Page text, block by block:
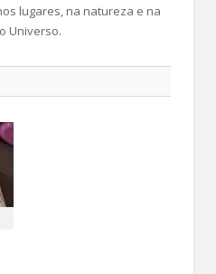
lugares, na natureza e na
Universo.